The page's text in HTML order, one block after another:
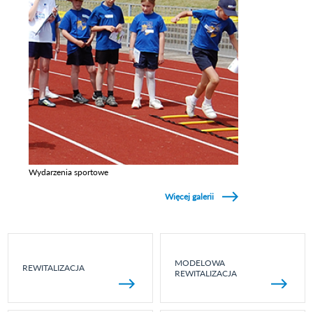
Wydarzenia sportowe
Więcej galerii
REWITALIZACJA
MODELOWA
REWITALIZACJA